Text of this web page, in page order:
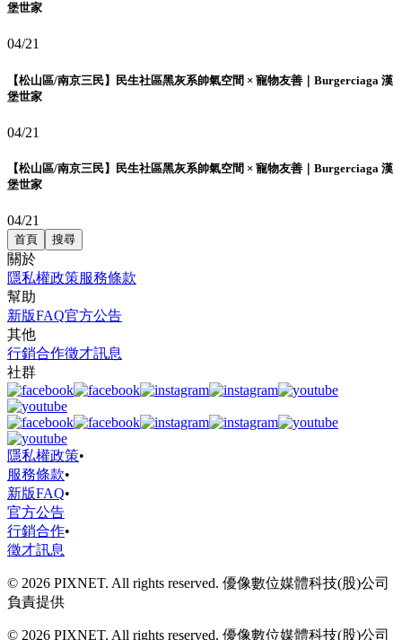
堡世家
04/21
【松山區/南京三民】民生社區黑灰系帥氣空間 × 寵物友善｜Burgerciaga 漢
堡世家
04/21
【松山區/南京三民】民生社區黑灰系帥氣空間 × 寵物友善｜Burgerciaga 漢
堡世家
04/21
首頁 搜尋
關於
隱私權政策服務條款
幫助
新版FAQ官方公告
其他
行銷合作徵才訊息
社群
隱私權政策•
服務條款•
新版FAQ•
官方公告
行銷合作•
徵才訊息
© 2026 PIXNET. All rights reserved. 優像數位媒體科技(股)公司
負責提供
© 2026 PIXNET. All rights reserved. 優像數位媒體科技(股)公司